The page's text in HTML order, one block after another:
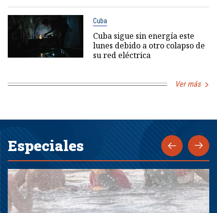
Cuba
Cuba sigue sin energía este
lunes debido a otro colapso de
su red eléctrica
Ver más
Especiales